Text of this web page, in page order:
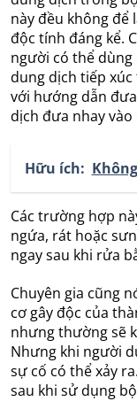
này đều không để
độc tính đáng kể.
người có thể
dung dịch tiếp
với hướng dẫn
dịch đưa nhay
Hữu ích:
Các trường hợp
ngứa, rát hoặc
ngay sau khi rửa
Chuyên gia cũng
cơ gây độc của
nhưng thường sẽ
Nhưng khi người
sự cố có thể xảy
sau khi sử dụng